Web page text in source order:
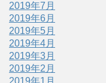
2019年7月
2019年6月
2019年5月
2019年4月
2019年3月
2019年2月
2019年1月